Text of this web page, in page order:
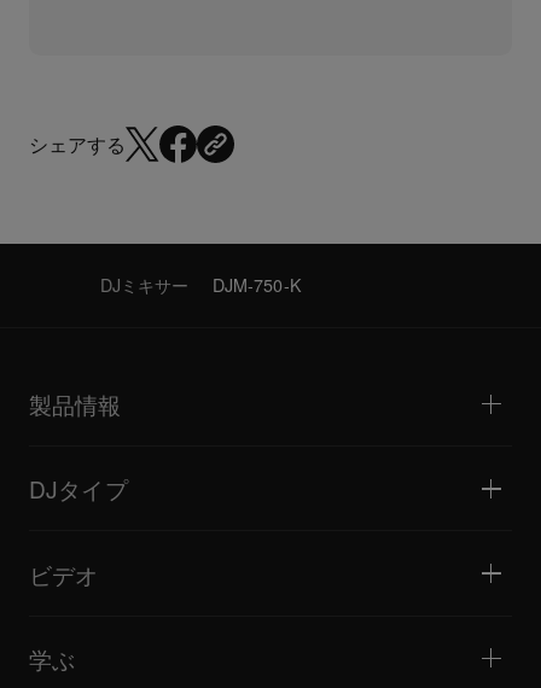
シェアする
DJミキサー DJM-750-K
製品情報
DJミキサー
オールインワンDJシステム
DJサンプラー
DJエフェクター
モニタースピーカー
ポータブルDJスピーカー
DJタイプ
ライブストリーミング
ミニクラブ / バー・ラウンジ
バトル / パフォーマンス
音楽制作
ビデオ
チュートリアル
ヒント・テクニック
学ぶ